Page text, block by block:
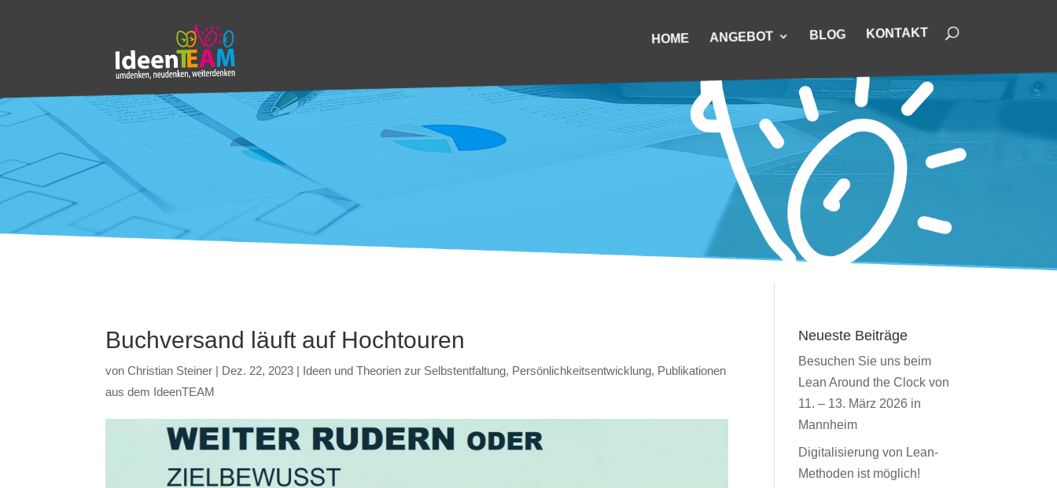
HOME ANGEBOT BLOG KONTAKT
Buchversand läuft auf Hochtouren
vonChristian Steiner | Dez. 22, 2023 | Ideen und Theorien zur Selbstentfaltung, Persönlichkeitsentwicklung, Publikationen
aus dem IdeenTEAM
Neueste Beiträge
Besuchen Sie uns beim
Lean Around the Clock von
11. – 13. März 2026 in
Mannheim
Digitalisierung von Lean-
Methoden ist möglich!